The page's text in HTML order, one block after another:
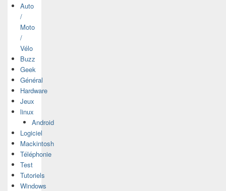
Auto
/
Moto
/
Vélo
Buzz
Geek
Général
Hardware
Jeux
linux
Android
Logiciel
Mackintosh
Téléphonie
Test
Tutoriels
Windows